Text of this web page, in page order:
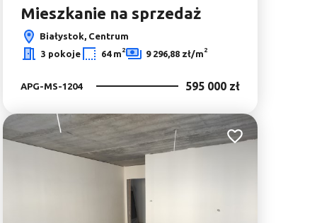
Mieszkanie na sprzedaż
Białystok, Centrum
3 pokoje
64 m2 9 296,88 zł/m2
APG-MS-1204 595 000 zł
Dodaj do ulubionych